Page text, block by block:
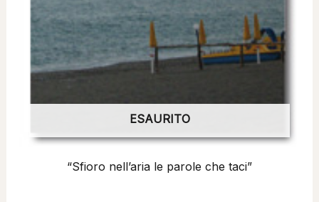
ESAURITO
“Sfioro nell’aria le parole che taci”